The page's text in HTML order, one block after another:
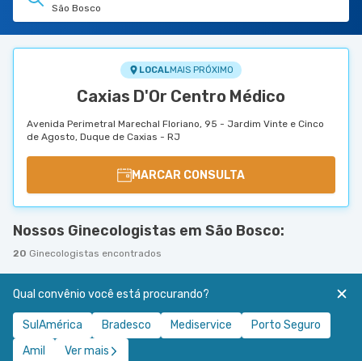
TUASAUDE.COM
São Bosco
LOCALMAIS PRÓXIMO
Caxias D'Or Centro Médico
Avenida Perimetral Marechal Floriano, 95 - Jardim Vinte e Cinco
de Agosto, Duque de Caxias - RJ
MARCAR CONSULTA
Nossos Ginecologistas em São Bosco:
20 Ginecologistas encontrados
Qual convênio você está procurando?
SulAmérica Bradesco Mediservice
Porto Seguro
Amil
Ver mais